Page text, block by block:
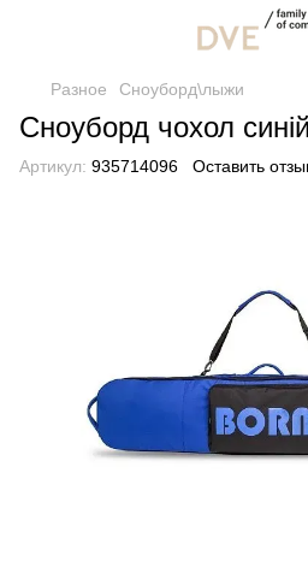
Разное Сноуборд\лыжи
Сноуборд чохол
Артикул: 935714096 Оставить